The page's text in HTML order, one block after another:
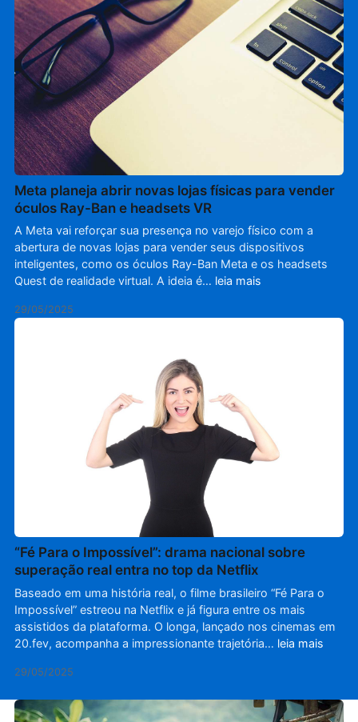
Meta planeja abrir novas lojas físicas para vender
óculos Ray-Ban e headsets VR
A Meta vai reforçar sua presença no varejo físico com a
abertura de novas lojas para vender seus dispositivos
inteligentes, como os óculos Ray-Ban Meta e os headsets
Quest de realidade virtual. A ideia é… leia mais
29/05/2025
“Fé Para o Impossível”: drama nacional sobre
superação real entra no top da Netflix
Baseado em uma história real, o filme brasileiro “Fé Para o
Impossível” estreou na Netflix e já figura entre os mais
assistidos da plataforma. O longa, lançado nos cinemas em
20.fev, acompanha a impressionante trajetória… leia mais
29/05/2025